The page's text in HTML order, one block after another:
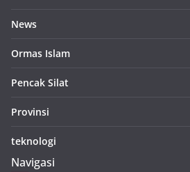
News
Ormas Islam
Pencak Silat
Provinsi
teknologi
Navigasi